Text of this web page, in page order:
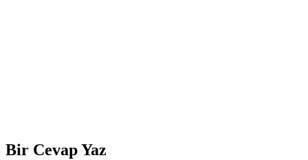
Bir Cevap Yaz